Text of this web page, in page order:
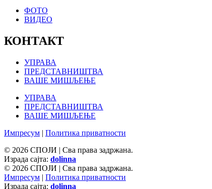
ФОТО
ВИДЕО
КОНТАКТ
УПРАВА
ПРЕДСТАВНИШТВА
ВАШЕ МИШЉЕЊЕ
УПРАВА
ПРЕДСТАВНИШТВА
ВАШЕ МИШЉЕЊЕ
Импресум | Политика приватности
© 2026 СПОЈИ | Сва права задржана.
Израда сајта: dolinna
© 2026 СПОЈИ | Сва права задржана.
Импресум | Политика приватности
Израда сајта: dolinna